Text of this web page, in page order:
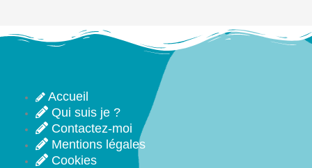
Accueil
Qui suis je ?
Contactez-moi
Mentions légales
Cookies